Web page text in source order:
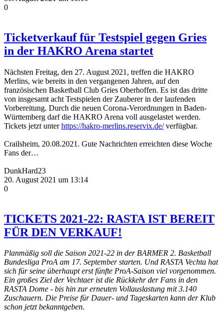
0
Ticketverkauf für Testspiel gegen Gries
in der HAKRO Arena startet
Nächsten Freitag, den 27. August 2021, treffen die HAKRO
Merlins, wie bereits in den vergangenen Jahren, auf den
französischen Basketball Club Gries Oberhoffen. Es ist das dritte
von insgesamt acht Testspielen der Zauberer in der laufenden
Vorbereitung. Durch die neuen Corona-Verordnungen in Baden-
Württemberg darf die HAKRO Arena voll ausgelastet werden.
Tickets jetzt unterhttps://hakro-merlins.reservix.de/verfügbar.
Crailsheim, 20.08.2021. Gute Nachrichten erreichten diese Woche
Fans der…
DunkHard23
20. August 2021 um 13:14
0
TICKETS 2021-22: RASTA IST BEREIT
FÜR DEN VERKAUF!
Planmäßig soll die Saison 2021-22 in der BARMER 2. Basketball
Bundesliga ProA am 17. September starten. Und RASTA Vechta hat
sich für seine überhaupt erst fünfte ProA-Saison viel vorgenommen.
Ein großes Ziel der Vechtaer ist die Rückkehr der Fans in den
RASTA Dome - bis hin zur erneuten Vollauslastung mit 3.140
Zuschauern. Die Preise für Dauer- und Tageskarten kann der Klub
schon jetzt bekanntgeben.